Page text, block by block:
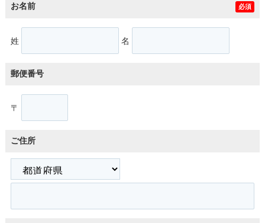
お名前 必須
姓 名
郵便番号
〒
ご住所